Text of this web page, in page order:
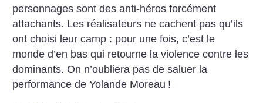
personnages sont des anti-héros forcément
attachants. Les réalisateurs ne cachent pas qu’ils
ont choisi leur camp : pour une fois, c’est le
monde d’en bas qui retourne la violence contre les
dominants. On n’oubliera pas de saluer la
performance de Yolande Moreau !